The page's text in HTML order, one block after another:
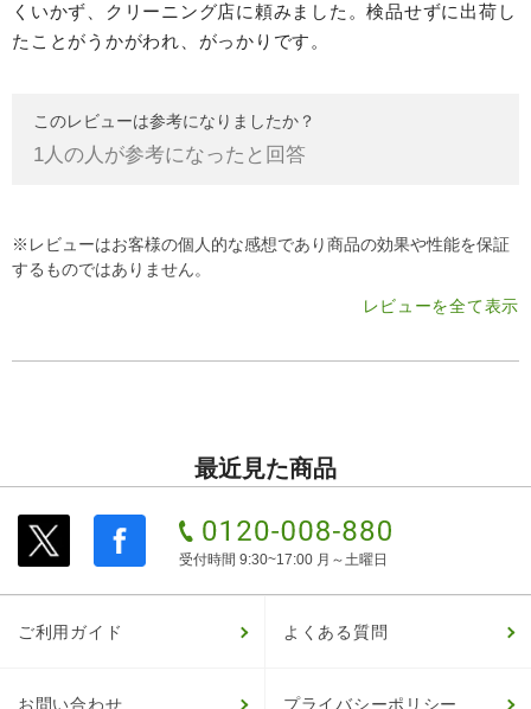
くいかず、クリーニング店に頼みました。検品せずに出荷し
たことがうかがわれ、がっかりです。
このレビューは参考になりましたか？
1人の人が参考になったと回答
※レビューはお客様の個人的な感想であり商品の効果や性能を保証
するものではありません。
レビューを全て表示
最近見た商品
受付時間 9:30~17:00 月～土曜日
ご利用ガイド よくある質問
お問い合わせ プライバシーポリシー